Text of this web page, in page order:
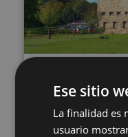
Une
Ese sitio
La finalidad es
usuario